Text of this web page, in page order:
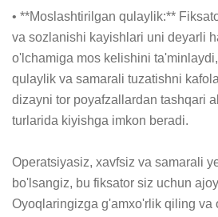
• **Moslashtirilgan qulaylik:**
va sozlanishi kayishlari uni deyarli
o'lchamiga mos kelishini
qulaylik va samarali tuzatishni
dizayni tor poyafzallardan tashqari
turlarida kiyishga imkon beradi.
Operatsiyasiz, xavfsiz va samarali
bo'lsangiz, bu fiksator siz uchun
Oyoqlaringizga g'amxo'rlik qiling va